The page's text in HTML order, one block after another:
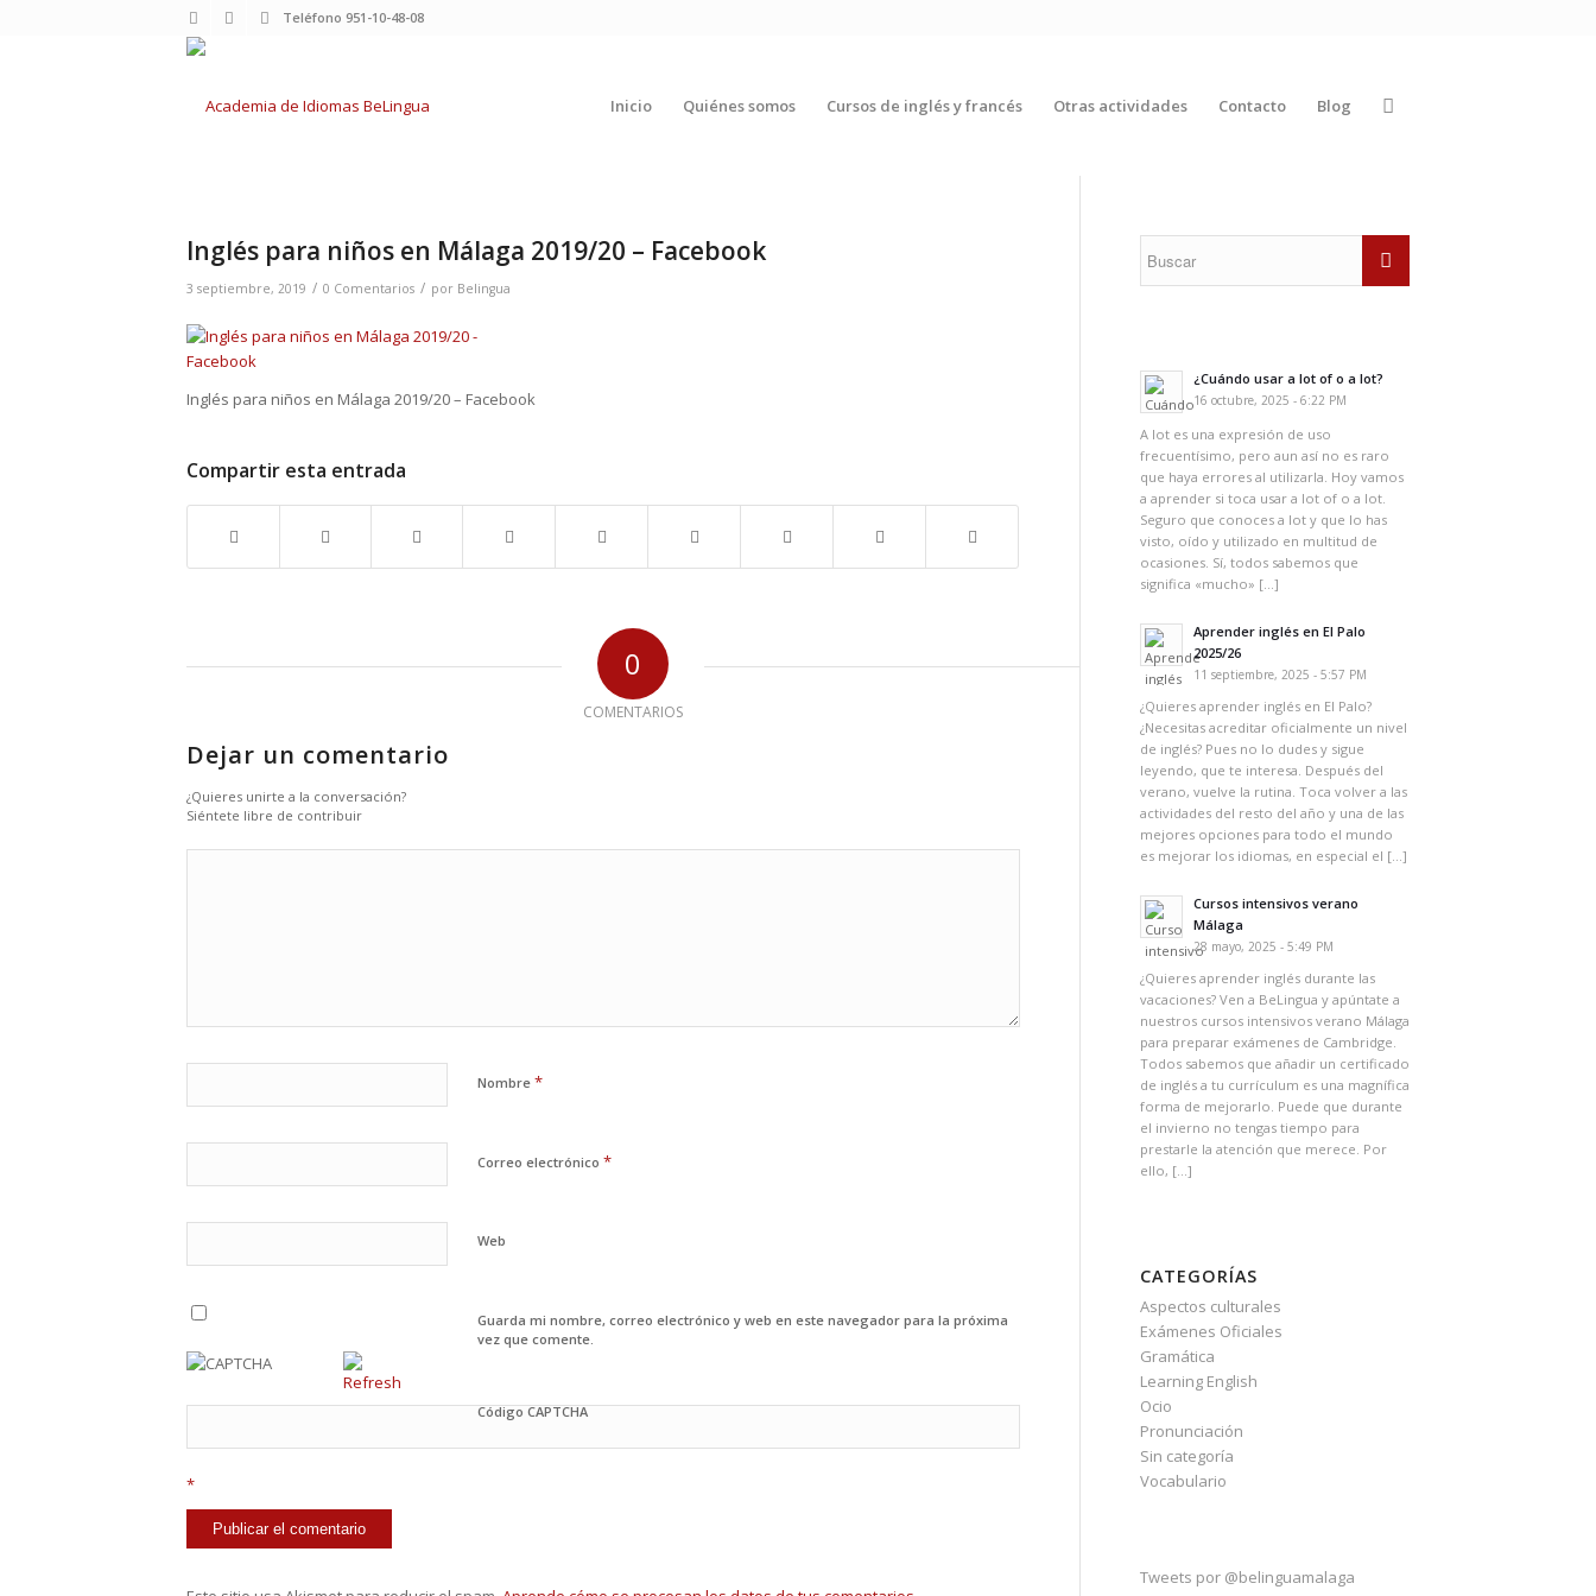
Teléfono 951-10-48-08
Inicio Quiénes somos Cursos de inglés y francés Otras actividades Contacto Blog
Inglés para niños en Málaga 2019/20 – Facebook
3 septiembre, 2019 / 0 Comentarios / por Belingua
Inglés para niños en Málaga 2019/20 – Facebook
Compartir esta entrada
0
COMENTARIOS
Dejar un comentario
¿Quieres unirte a la conversación?
Siéntete libre de contribuir
Nombre *
Correo electrónico *
Web
Guarda mi nombre, correo electrónico y web en este navegador para la próxima
vez que comente.
Código CAPTCHA
*
¿Cuándo usar a lot of o a lot?
16 octubre, 2025 - 6:22 PM
A lot es una expresión de uso
frecuentísimo, pero aun así no es raro
que haya errores al utilizarla. Hoy vamos
a aprender si toca usar a lot of o a lot.
Seguro que conoces a lot y que lo has
visto, oído y utilizado en multitud de
ocasiones. Sí, todos sabemos que
significa «mucho» […]
Aprender inglés en El Palo
2025/26
11 septiembre, 2025 - 5:57 PM
¿Quieres aprender inglés en El Palo?
¿Necesitas acreditar oficialmente un nivel
de inglés? Pues no lo dudes y sigue
leyendo, que te interesa. Después del
verano, vuelve la rutina. Toca volver a las
actividades del resto del año y una de las
mejores opciones para todo el mundo
es mejorar los idiomas, en especial el […]
Cursos intensivos verano
Málaga
28 mayo, 2025 - 5:49 PM
¿Quieres aprender inglés durante las
vacaciones? Ven a BeLingua y apúntate a
nuestros cursos intensivos verano Málaga
para preparar exámenes de Cambridge.
Todos sabemos que añadir un certificado
de inglés a tu currículum es una magnífica
forma de mejorarlo. Puede que durante
el invierno no tengas tiempo para
prestarle la atención que merece. Por
ello, […]
CATEGORÍAS
Aspectos culturales
Exámenes Oficiales
Gramática
Learning English
Ocio
Pronunciación
Sin categoría
Vocabulario
Tweets por @belinguamalaga